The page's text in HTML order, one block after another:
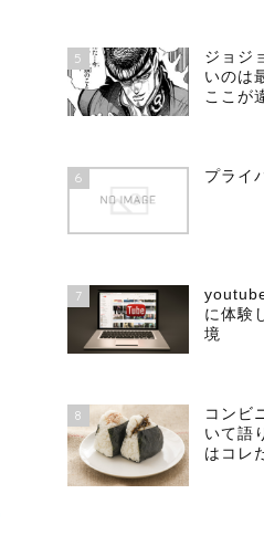
5
ジョジ
いのは
ここが
6 プライ
7
に体験
境
8
コンビ
いて語
はコレ